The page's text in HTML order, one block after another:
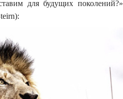
для будущих поколений?»